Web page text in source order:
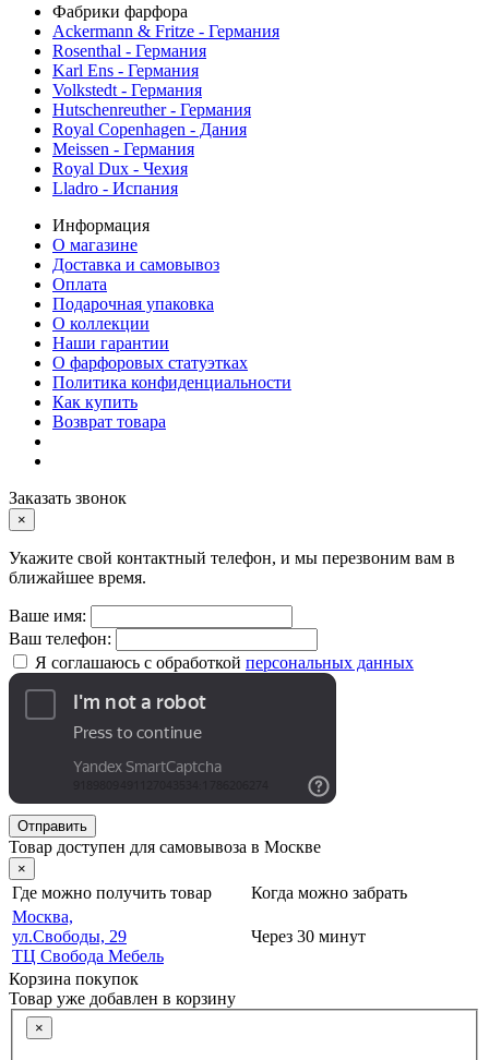
Фабрики фарфора
Ackermann & Fritze - Германия
Rosenthal - Германия
Karl Ens - Германия
Volkstedt - Германия
Hutschenreuther - Германия
Royal Copenhagen - Дания
Meissen - Германия
Royal Dux - Чехия
Lladro - Испания
Информация
О магазине
Доставка и самовывоз
Оплата
Подарочная упаковка
О коллекции
Наши гарантии
О фарфоровых статуэтках
Политика конфиденциальности
Как купить
Возврат товара
Заказать звонок
×
Укажите свой контактный телефон, и мы перезвоним вам в
ближайшее время.
Ваше имя:
Ваш телефон:
Я соглашаюсь с обработкой персональных данных
Отправить
Товар доступен для самовывоза в Москве
×
Где можно получить товар
Когда можно забрать
Москва,
ул.Свободы, 29
ТЦ Свобода Мебель
Через 30 минут
Корзина покупок
Товар уже добавлен в корзину
×